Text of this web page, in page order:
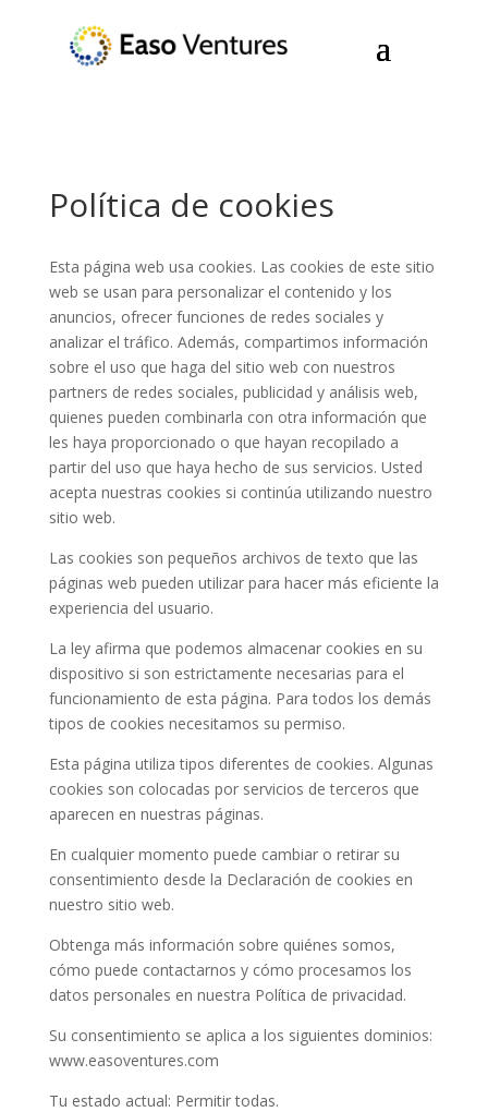
Política de cookies
Esta página web usa cookies. Las cookies de este sitio
web se usan para personalizar el contenido y los
anuncios, ofrecer funciones de redes sociales y
analizar el tráfico. Además, compartimos información
sobre el uso que haga del sitio web con nuestros
partners de redes sociales, publicidad y análisis web,
quienes pueden combinarla con otra información que
les haya proporcionado o que hayan recopilado a
partir del uso que haya hecho de sus servicios. Usted
acepta nuestras cookies si continúa utilizando nuestro
sitio web.
Las cookies son pequeños archivos de texto que las
páginas web pueden utilizar para hacer más eficiente la
experiencia del usuario.
La ley afirma que podemos almacenar cookies en su
dispositivo si son estrictamente necesarias para el
funcionamiento de esta página. Para todos los demás
tipos de cookies necesitamos su permiso.
Esta página utiliza tipos diferentes de cookies. Algunas
cookies son colocadas por servicios de terceros que
aparecen en nuestras páginas.
En cualquier momento puede cambiar o retirar su
consentimiento desde la Declaración de cookies en
nuestro sitio web.
Obtenga más información sobre quiénes somos,
cómo puede contactarnos y cómo procesamos los
datos personales en nuestra Política de privacidad.
Su consentimiento se aplica a los siguientes dominios:
www.easoventures.com
Tu estado actual: Permitir todas.